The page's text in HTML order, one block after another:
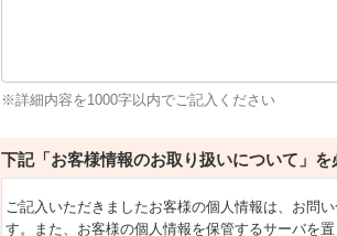
※詳細内容を1000字以内でご記入ください
下記「お客様情報のお取り扱いについて」